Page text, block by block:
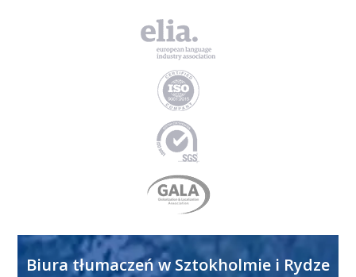
Biura tłumaczeń w Sztokholmie i Rydze